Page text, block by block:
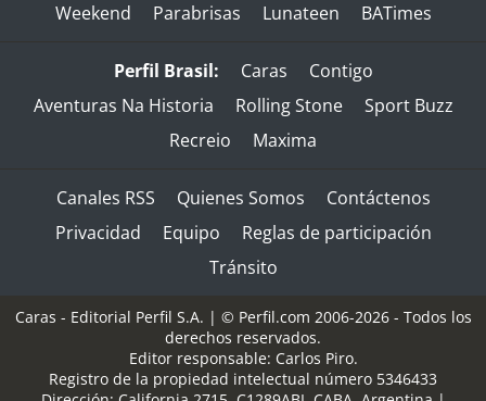
Weekend
Parabrisas Lunateen BATimes
Perfil Brasil: Caras
Contigo
Aventuras Na Historia
Rolling Stone
Sport Buzz
Recreio
Maxima
Canales RSS Quienes Somos
Contáctenos
Privacidad
Equipo
Reglas de participación
Tránsito
Caras - Editorial Perfil S.A. | © Perfil.com 2006-2026 - Todos los
derechos reservados.
Editor responsable: Carlos Piro.
Registro de la propiedad intelectual número 5346433